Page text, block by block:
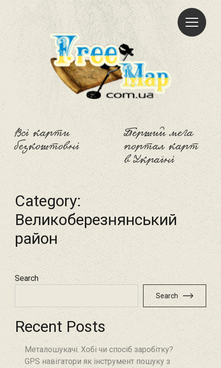
Всі карти
безкоштовні
Freemap
Перший мега
портал карт
в Україні
Category:
Великоберезнянський
район
Search
Search
Recent Posts
Металошукачі. Хобі чи спосіб заробітку?
GPS навігатори як інструмент пошуку з